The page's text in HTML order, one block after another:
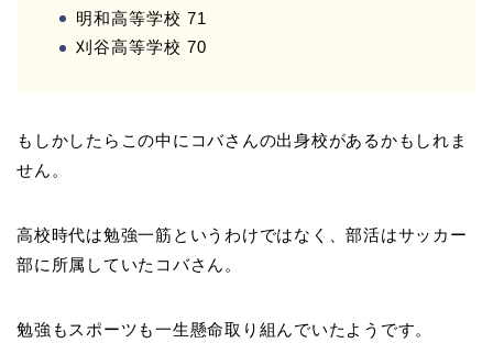
明和高等学校 71
刈谷高等学校 70
もしかしたらこの中にコバさんの出身校があるかもしれま
せん。
高校時代は勉強一筋というわけではなく、部活はサッカー
部に所属していたコバさん。
勉強もスポーツも一生懸命取り組んでいたようです。